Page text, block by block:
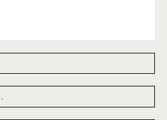
*